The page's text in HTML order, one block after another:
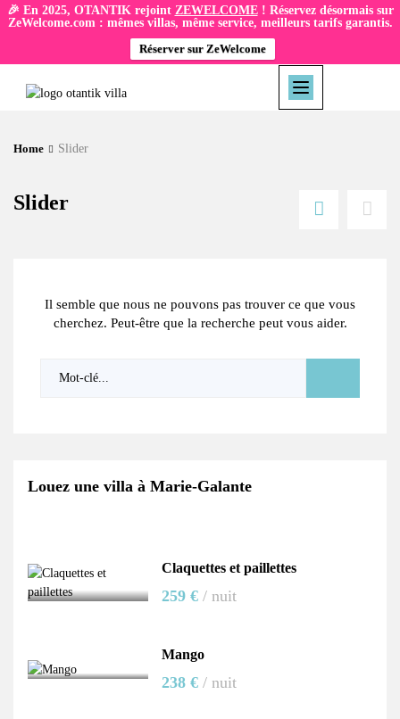
🎉 En 2025, OTANTIK rejoint ZEWELCOME! Réservez désormais sur
ZeWelcome.com : mêmes villas, même service, meilleurs tarifs garantis.
Réserver sur ZeWelcome
Home Slider
Slider
Il semble que nous ne pouvons pas trouver ce que vous
cherchez. Peut-être que la recherche peut vous aider.
Louez une villa à Marie-Galante
Claquettes et paillettes
259 €/ nuit
Mango
238 €/ nuit